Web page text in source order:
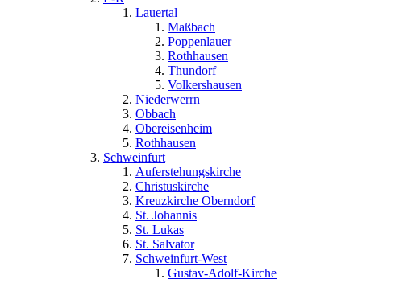
Lauertal
Maßbach
Poppenlauer
Rothhausen
Thundorf
Volkershausen
Niederwerrn
Obbach
Obereisenheim
Rothhausen
Schweinfurt
Auferstehungskirche
Christuskirche
Kreuzkirche Oberndorf
St. Johannis
St. Lukas
St. Salvator
Schweinfurt-West
Gustav-Adolf-Kirche